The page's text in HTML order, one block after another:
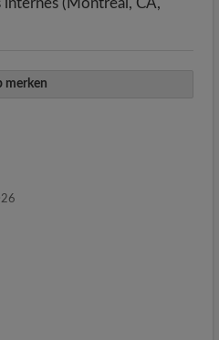
merken